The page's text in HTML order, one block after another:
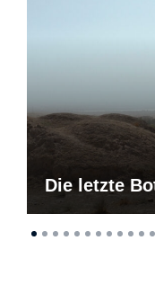
Die letzte